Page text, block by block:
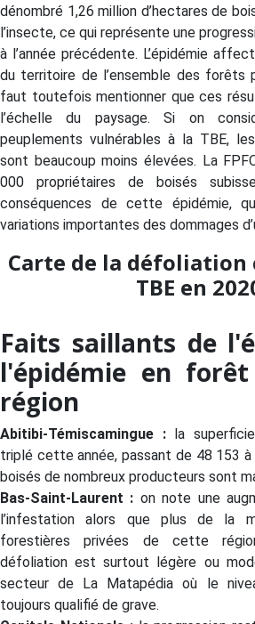
dénombré 1,26 million d’hectares de
l’insecte, ce qui représente une
à l’année précédente. L’épidémie
du territoire de l’ensemble des forêts
faut toutefois mentionner que ces
l’échelle du paysage. Si on
peuplements vulnérables à la TBE,
sont beaucoup moins élevées. La
000 propriétaires de boisés
conséquences de cette épidémie,
variations importantes des dommages
Carte de la défoliation
TBE en
Faits saillants de
l'épidémie en
région
Abitibi-Témiscamingue :la
triplé cette année, passant de 48 153
boisés de nombreux producteurs sont
Bas-Saint-Laurent : on note une
l’infestation alors que plus de la
forestières privées de cette
défoliation est surtout légère ou
secteur de La Matapédia où le
toujours qualifié de grave.